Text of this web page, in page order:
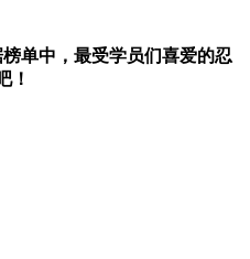
单中，最受学员们喜爱的忍
！